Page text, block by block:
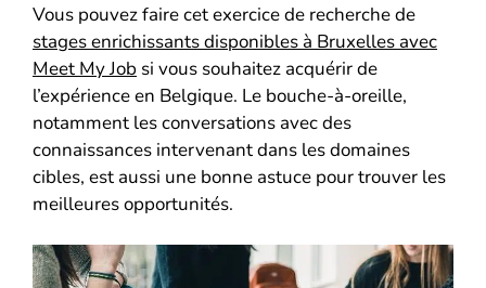
Vous pouvez faire cet exercice de recherche de
stages enrichissants disponibles à Bruxelles avec
Meet My Job si vous souhaitez acquérir de
l’expérience en Belgique. Le bouche-à-oreille,
notamment les conversations avec des
connaissances intervenant dans les domaines
cibles, est aussi une bonne astuce pour trouver les
meilleures opportunités.